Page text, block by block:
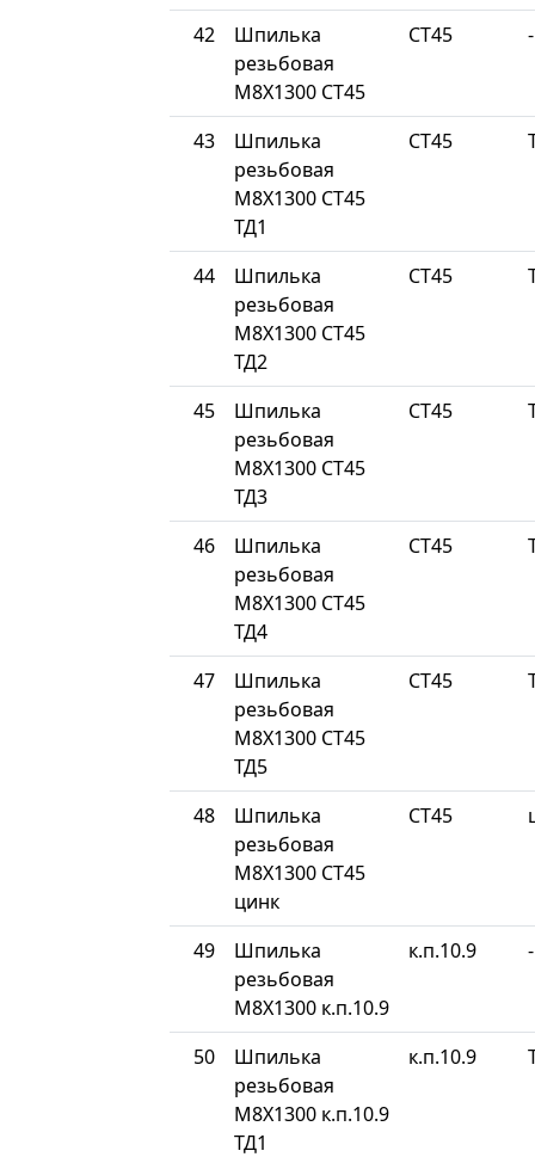
42
Шпилька
резьбовая
М8Х1300 СТ45
СТ45 -
43
Шпилька
резьбовая
М8Х1300 СТ45
ТД1
СТ45
44
Шпилька
резьбовая
М8Х1300 СТ45
ТД2
СТ45
45
Шпилька
резьбовая
М8Х1300 СТ45
ТД3
СТ45
46
Шпилька
резьбовая
М8Х1300 СТ45
ТД4
СТ45
47
Шпилька
резьбовая
М8Х1300 СТ45
ТД5
СТ45
48
Шпилька
резьбовая
М8Х1300 СТ45
цинк
СТ45
49
Шпилька
резьбовая
М8Х1300 к.п.10.9
к.п.10.9 -
50
Шпилька
резьбовая
М8Х1300 к.п.10.9
ТД1
к.п.10.9